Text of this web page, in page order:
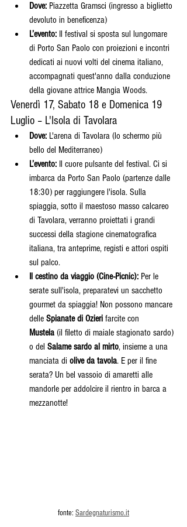
Dove: Piazzetta Gramsci (ingresso a biglietto
devoluto in beneficenza)
L’evento: Il festival si sposta sul lungomare
di Porto San Paolo con proiezioni e incontri
dedicati ai nuovi volti del cinema italiano,
accompagnati quest'anno dalla conduzione
della giovane attrice Mangia Woods.
Venerdì 17, Sabato 18 e Domenica 19
Luglio – L'Isola di Tavolara
Dove: L'arena di Tavolara (lo schermo più
bello del Mediterraneo)
L’evento: Il cuore pulsante del festival. Ci si
imbarca da Porto San Paolo (partenze dalle
18:30) per raggiungere l'isola. Sulla
spiaggia, sotto il maestoso masso calcareo
di Tavolara, verranno proiettati i grandi
successi della stagione cinematografica
italiana, tra anteprime, registi e attori ospiti
sul palco.
Il cestino da viaggio (Cine-Picnic): Per le
serate sull'isola, preparatevi un sacchetto
gourmet da spiaggia! Non possono mancare
delle Spianate di Ozieri farcite con
Mustela (il filetto di maiale stagionato sardo)
o del Salame sardo al mirto, insieme a una
manciata di olive da tavola. E per il fine
serata? Un bel vassoio di amaretti alle
mandorle per addolcire il rientro in barca a
mezzanotte!
fonte: Sardegnaturismo.it